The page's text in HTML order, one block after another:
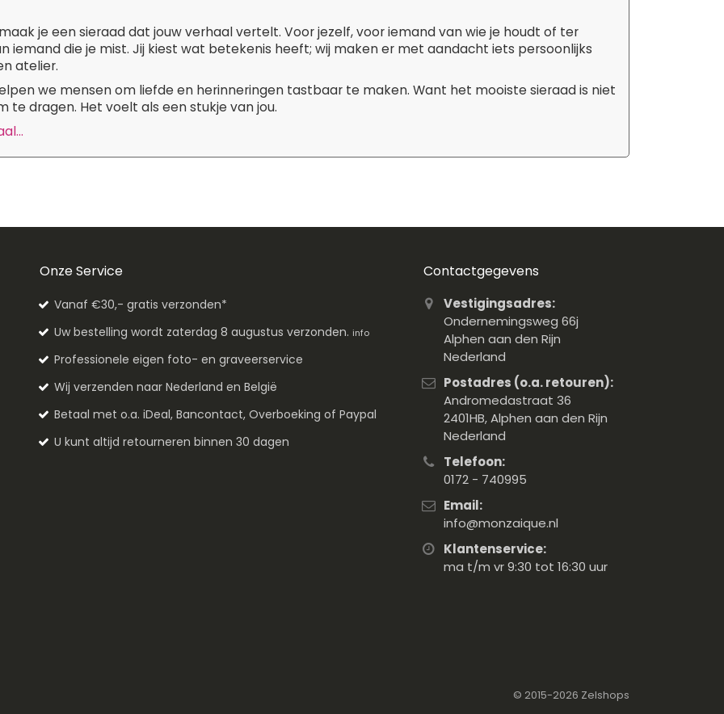
je een sieraad dat jouw verhaal vertelt. Voor jezelf, voor iemand van wie je houdt of ter
iemand die je mist. Jij kiest wat betekenis heeft; wij maken er met aandacht iets persoonlijks
atelier.
we mensen om liefde en herinneringen tastbaar te maken. Want het mooiste sieraad is niet
te dragen. Het voelt als een stukje van jou.
Onze Service
Vanaf €30,- gratis verzonden*
Uw bestelling wordt zaterdag 8 augustus verzonden. info
Professionele eigen foto- en graveerservice
Wij verzenden naar Nederland en België
Betaal met o.a. iDeal, Bancontact, Overboeking of Paypal
U kunt altijd retourneren binnen 30 dagen
Contactgegevens
Vestigingsadres:
Ondernemingsweg 66j
Alphen aan den Rijn
Nederland
Postadres (o.a. retouren):
Andromedastraat 36
2401HB, Alphen aan den Rijn
Nederland
Telefoon:
0172 - 740995
Email:
info@monzaique.nl
Klantenservice:
ma t/m vr 9:30 tot 16:30 uur
© 2015-2026 Zelshops